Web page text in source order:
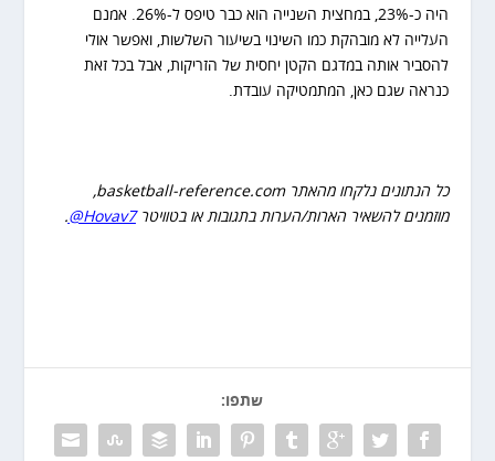
היה כ-23%, במחצית השנייה הוא כבר טיפס ל-26%. אמנם
העלייה לא מובהקת כמו השינוי בשיעור השלשות, ואפשר אולי
להסביר אותה במדגם הקטן יחסית של הזריקות, אבל בכל זאת
כנראה שגם כאן, המתמטיקה עובדת.
כל הנתונים נלקחו מהאתר basketball-reference.com,
מוזמנים להשאיר הארות/הערות בתגובות או בטוויטרHovav7@
.
שתפו: